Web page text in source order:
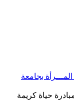
بجامعة
حياة كريمة